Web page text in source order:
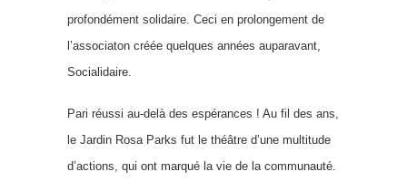
profondément solidaire. Ceci en prolongement de
l’associaton créée quelques années auparavant,
Socialidaire.
Pari réussi au-delà des espérances ! Au fil des ans,
le Jardin Rosa Parks fut le théâtre d’une multitude
d’actions, qui ont marqué la vie de la communauté.